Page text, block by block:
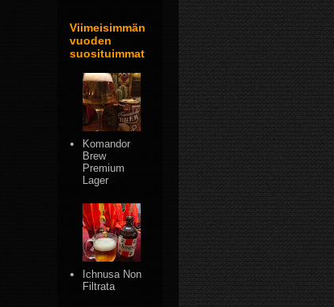
Viimeisimmän
vuoden
suosituimmat
Komandor
Brew
Premium
Lager
Ichnusa Non
Filtrata